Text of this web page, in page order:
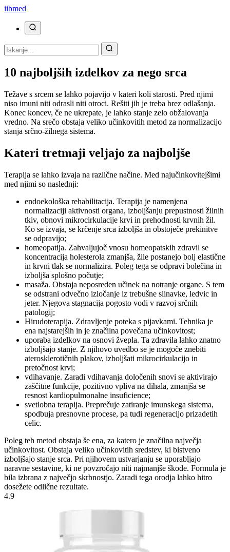
iibmed
10 najboljših izdelkov za nego srca
Težave s srcem se lahko pojavijo v kateri koli starosti. Pred njimi
niso imuni niti odrasli niti otroci. Rešiti jih je treba brez odlašanja.
Konec koncev, če ne ukrepate, je lahko stanje zelo obžalovanja
vredno. Na srečo obstaja veliko učinkovitih metod za normalizacijo
stanja srčno-žilnega sistema.
Kateri tretmaji veljajo za najboljše
Terapija se lahko izvaja na različne načine. Med najučinkovitejšimi
med njimi so naslednji:
endoekološka rehabilitacija. Terapija je namenjena
normalizaciji aktivnosti organa, izboljšanju prepustnosti žilnih
tkiv, obnovi mikrocirkulacije krvi in ​​prehodnosti krvnih žil.
Ko se izvaja, se krčenje srca izboljša in obstoječe prekinitve
se odpravijo;
homeopatija. Zahvaljujoč vnosu homeopatskih zdravil se
koncentracija holesterola zmanjša, žile postanejo bolj elastične
in krvni tlak se normalizira. Poleg tega se odpravi bolečina in
izboljša splošno počutje;
masaža. Obstaja neposreden učinek na notranje organe. S tem
se odstrani odvečno izločanje iz trebušne slinavke, ledvic in
jeter. Njegova stagnacija pogosto vodi v razvoj srčnih
patologij;
Hirudoterapija. Zdravljenje poteka s pijavkami. Tehnika je
ena najstarejših in je značilna povečana učinkovitost;
uporaba izdelkov na osnovi žvepla. Ta zdravila lahko znatno
izboljšajo stanje. Z njihovo uvedbo se je mogoče znebiti
aterosklerotičnih plakov, izboljšati mikrocirkulacijo in
pretočnost krvi;
vdihavanje. Zaradi vdihavanja določenih snovi se aktivirajo
zaščitne funkcije, pozitivno vpliva na dihala, zmanjša se
resnost kardiopulmonalne insuficience;
svetlobna terapija. Preprečuje zatiranje imunskega sistema,
spodbuja presnovne procese, pa tudi regeneracijo prizadetih
celic.
Poleg teh metod obstaja še ena, za katero je značilna največja
učinkovitost. Obstaja veliko učinkovitih sredstev, ki bistveno
izboljšajo stanje srca. Pri njihovem ustvarjanju se uporabljajo
naravne sestavine, ki ne povzročajo niti najmanjše škode. Formula je
bila izbrana z največjo skrbnostjo. Zaradi tega orodja lahko hitro
dosežete odlične rezultate.
4.9